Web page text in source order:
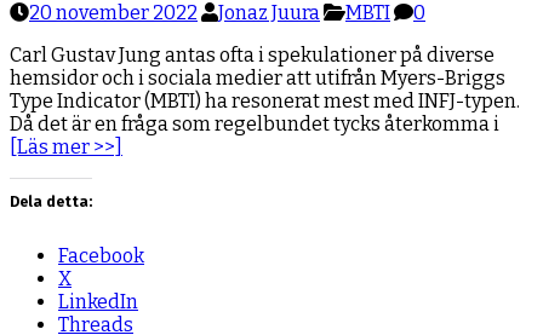
20 november 2022 Jonaz Juura MBTI
0
Carl Gustav Jung antas ofta i spekulationer på diverse
hemsidor och i sociala medier att utifrån Myers-Briggs
Type Indicator (MBTI) ha resonerat mest med INFJ-typen.
Då det är en fråga som regelbundet tycks återkomma i
[Läs mer >>]
Dela detta:
Facebook
X
LinkedIn
Threads